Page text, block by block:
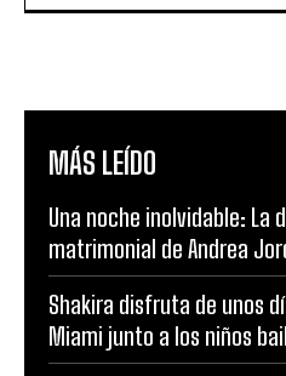
MÁS LEÍDO
Una noche inolvidable: La
matrimonial de Andrea
Shakira disfruta de unos
Miami junto a los niños